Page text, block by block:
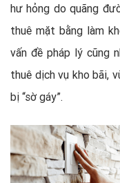
hư hỏng do quãng
thuê mặt bằng làm
vấn đề pháp lý cũng
thuê dịch vụ kho bãi,
bị “sờ gáy”.